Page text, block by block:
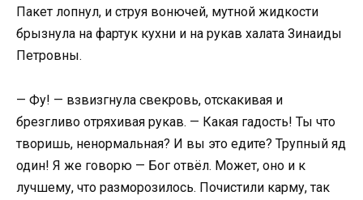
Пакет лопнул, и струя вонючей, мутной жидкости
брызнула на фартук кухни и на рукав халата Зинаиды
Петровны.
— Фу! — взвизгнула свекровь, отскакивая и
брезгливо отряхивая рукав. — Какая гадость! Ты что
творишь, ненормальная? И вы это едите? Трупный яд
один! Я же говорю — Бог отвёл. Может, оно и к
лучшему, что разморозилось. Почистили карму, так